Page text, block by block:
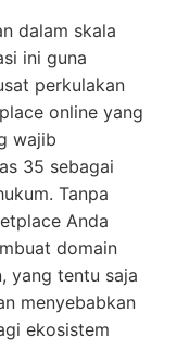
dalam skala
ini guna
perkulakan
online yang
wajib
35 sebagai
Tanpa
Anda
domain
yang tentu saja
menyebabkan
ekosistem